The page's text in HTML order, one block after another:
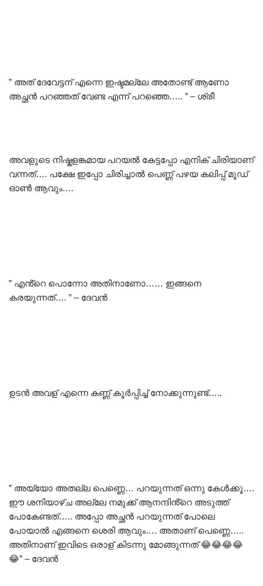
” അത് ദേവേട്ടന് എന്നെ ഇഷ്ടമല്ലേ അതോണ്ട് ആണോ
അച്ഛൻ പറഞ്ഞത് വേണ്ട എന്ന് പറഞ്ഞെ….. ” – ശ്രീ
അവളുടെ നിഷ്കളങ്കമായ പറയൽ കേട്ടപ്പോ എനിക് ചിരിയാണ്
വന്നത്…. പക്ഷേ ഇപ്പോ ചിരിച്ചാൽ പെണ്ണ് പഴയ കലിപ്പ് മൂഡ്
ഓൺ ആവും….
” എൻ്റെ പൊന്നോ അതിനാണോ…… ഇങ്ങനെ
കരയുന്നത്…. ” – ദേവൻ
ഉടൻ അവള് എന്നെ കണ്ണ് കൂർപ്പിച്ച് നോക്കുന്നുണ്ട്…..
” അയ്യോ അതല്ല പെണ്ണെ… പറയുന്നത് ഒന്നു കേൾക്കൂ….
ഈ ശനിയാഴ്ച അല്ലേ നമുക്ക് ആനന്ദിൻ്റെ അടുത്ത്
പോകേണ്ടത്….. അപ്പോ അച്ഛൻ പറയുന്നത് പോലെ
പോയാൽ എങ്ങനെ ശെരി ആവും…. അതാണ് പെണ്ണെ…..
അതിനാണ് ഇവിടെ ഒരാള് കിടന്നു മോങ്ങുന്നത് 😂😂😂😂
😂” – ദേവൻ